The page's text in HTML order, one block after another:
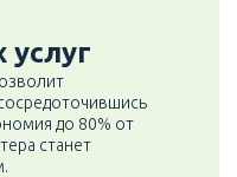
услуг
до 80% от
станет